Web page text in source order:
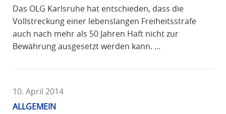
Das OLG Karlsruhe hat entschieden, dass die
Vollstreckung einer lebenslangen Freiheitsstrafe
auch nach mehr als 50 Jahren Haft nicht zur
Bewährung ausgesetzt werden kann. …
10. April 2014
ALLGEMEIN